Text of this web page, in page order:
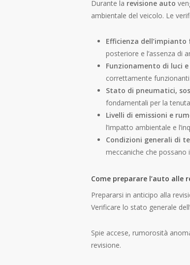
Durante la revisione auto
ambientale del veicolo. Le
Efficienza
posteriore e l’assenza di
Funzionamento di luci
correttamente
Stato di pneumatici,
fondamentali per la
Livelli di emissioni e
l’impatto ambientale e
Condizioni generali di
meccaniche che possano
Come preparare l’auto alle
Prepararsi in anticipo alla
Verificare lo stato generale
Spie accese, rumorosità
revisione.